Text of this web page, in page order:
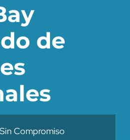
de
Compromiso